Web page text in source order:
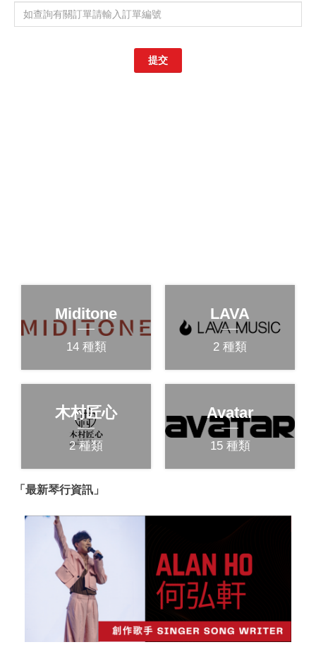
提交
Miditone
14 種類
LAVA
2 種類
木村匠心
2 種類
Avatar
15 種類
「最新琴行資訊」